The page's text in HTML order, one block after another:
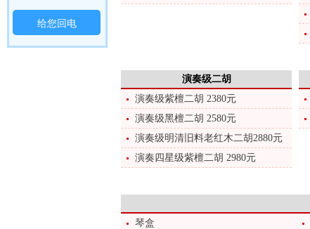
演奏级二胡
演奏级紫檀二胡 2380元
演奏级黑檀二胡 2580元
演奏级明清旧料老红木二胡2880元
演奏四星级紫檀二胡 2980元
琴盒